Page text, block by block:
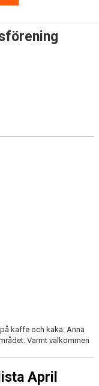
kaffe och kaka. Anna
Varmt välkommen
April